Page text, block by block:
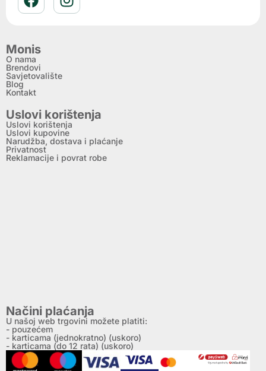
Monis
O nama
Brendovi
Savjetovalište
Blog
Kontakt
Uslovi korištenja
Uslovi korištenja
Uslovi kupovine
Narudžba, dostava i plaćanje
Privatnost
Reklamacije i povrat robe
Načini plaćanja
U našoj web trgovini možete platiti:
- pouzećem
- karticama (jednokratno) (uskoro)
- karticama (do 12 rata) (uskoro)